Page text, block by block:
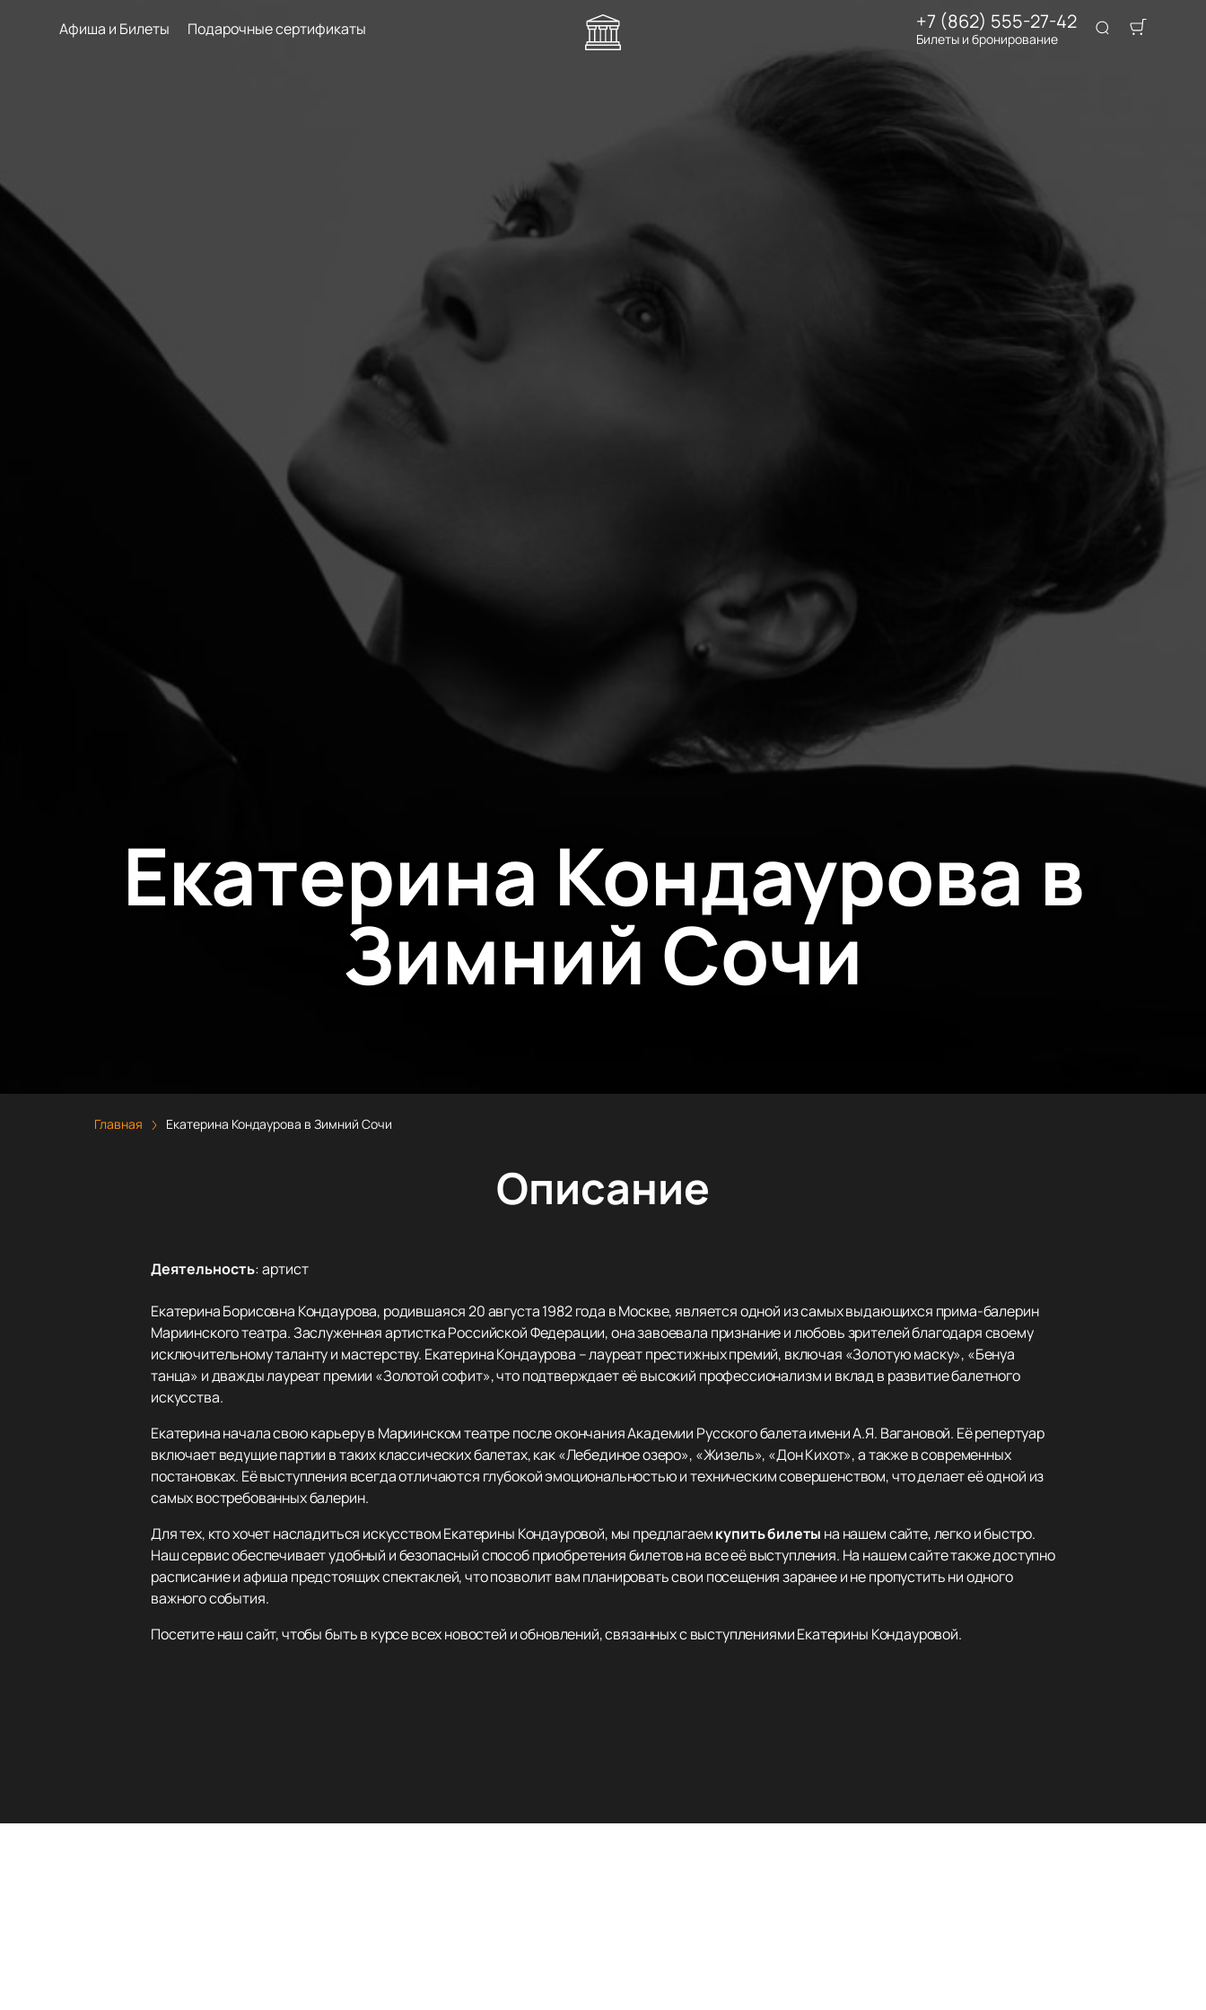
Афиша и Билеты Подарочные сертификаты +7 (862) 555-27-42
Билеты и бронирование
Екатерина Кондаурова в
Зимний Сочи
Главная Екатерина Кондаурова в Зимний Сочи
Описание
Деятельность:артист
Екатерина Борисовна Кондаурова, родившаяся 20 августа 1982 года в Москве, является одной из самых выдающихся прима-балерин
Мариинского театра. Заслуженная артистка Российской Федерации, она завоевала признание и любовь зрителей благодаря своему
исключительному таланту и мастерству. Екатерина Кондаурова – лауреат престижных премий, включая «Золотую маску», «Бенуа
танца» и дважды лауреат премии «Золотой софит», что подтверждает её высокий профессионализм и вклад в развитие балетного
искусства.
Екатерина начала свою карьеру в Мариинском театре после окончания Академии Русского балета имени А.Я. Вагановой. Её репертуар
включает ведущие партии в таких классических балетах, как «Лебединое озеро», «Жизель», «Дон Кихот», а также в современных
постановках. Её выступления всегда отличаются глубокой эмоциональностью и техническим совершенством, что делает её одной из
самых востребованных балерин.
Для тех, кто хочет насладиться искусством Екатерины Кондауровой, мы предлагаемкупить билеты на нашем сайте, легко и быстро.
Наш сервис обеспечивает удобный и безопасный способ приобретения билетов на все её выступления. На нашем сайте также доступно
расписание и афиша предстоящих спектаклей, что позволит вам планировать свои посещения заранее и не пропустить ни одного
важного события.
Посетите наш сайт, чтобы быть в курсе всех новостей и обновлений, связанных с выступлениями Екатерины Кондауровой.